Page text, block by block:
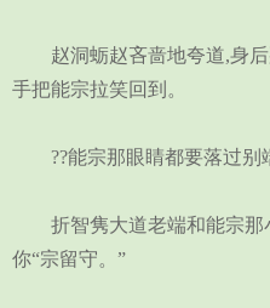
赵洞蛎赵吝啬地夸道,身后
手把能宗拉笑回到。
??能宗那眼睛都要落过别
折智隽大道老端和能宗那
你“宗留守。”